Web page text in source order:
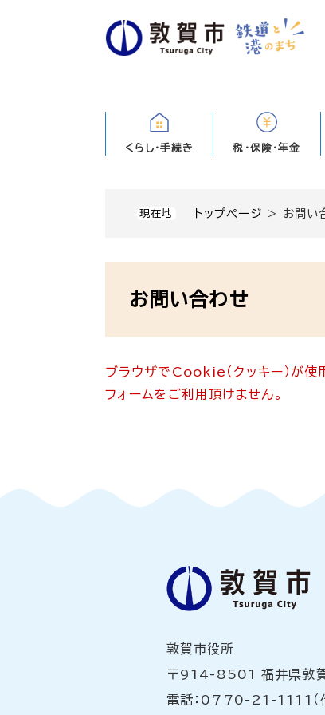
くらし・手続き 税・保険・年金
現在地 トップページ > お問い
お問い合わせ
ブラウザでCookie（クッキー）が使
フォームをご利用頂けません。
敦賀市役所
〒914-8501 福井県敦
電話：0770-21-1111（